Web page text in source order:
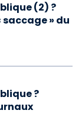
(2) ?
» du
?